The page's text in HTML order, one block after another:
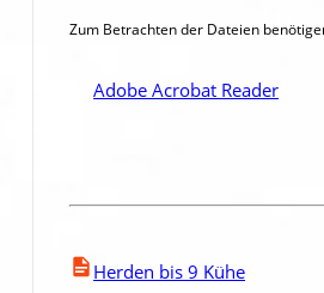
Zum Betrachten der Dateien
Adobe Acrobat Reader
Herden bis 9 Kühe